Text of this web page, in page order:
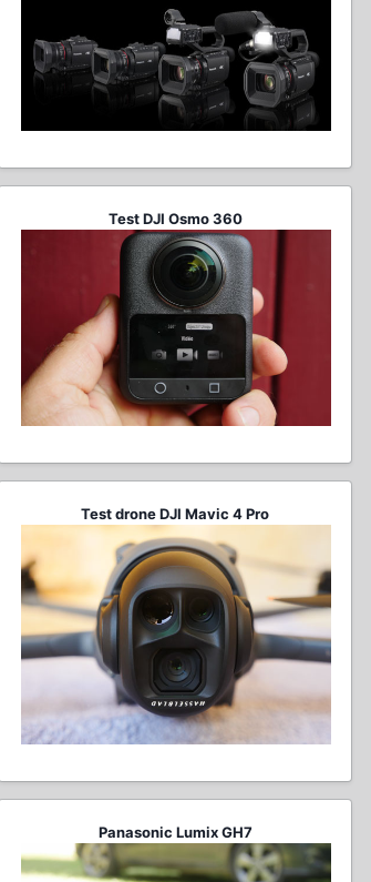
Test DJI Osmo 360
Test drone DJI Mavic 4 Pro
Panasonic Lumix GH7